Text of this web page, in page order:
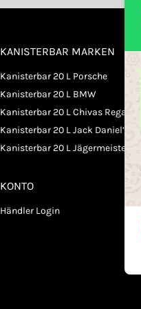
KANISTERBAR MARKEN
Kanisterbar 20 L Porsche
Kanisterbar 20 L BMW
Kanisterbar 20 L Chivas Regal
Kanisterbar 20 L Jack Daniel’s
Kanisterbar 20 L Jägermeister
KONTO
Händler Login